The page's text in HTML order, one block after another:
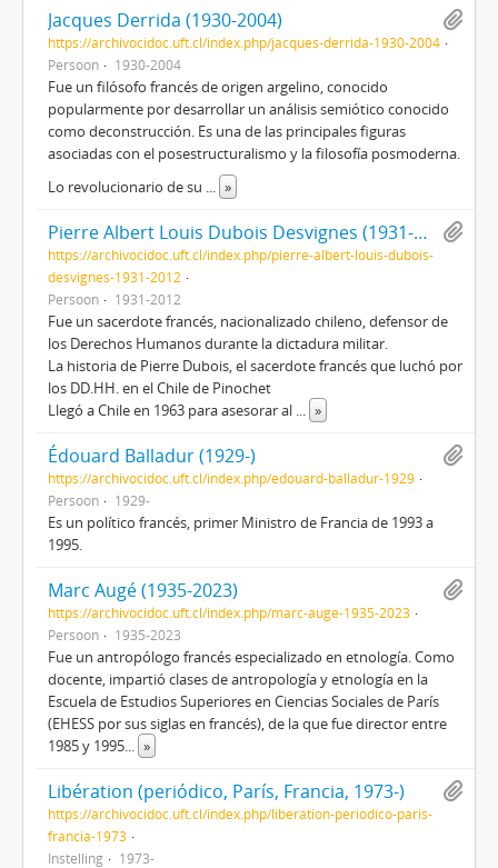
Jacques Derrida (1930-2004)
https://archivocidoc.uft.cl/index.php/jacques-derrida-1930-2004
Persoon
1930-2004
Fue un filósofo francés de origen argelino, conocido
popularmente por desarrollar un análisis semiótico conocido
como deconstrucción. Es una de las principales figuras
asociadas con el posestructuralismo y la filosofía posmoderna.
Lo revolucionario de su ... »
Pierre Albert Louis Dubois Desvignes (1931-2012)
https://archivocidoc.uft.cl/index.php/pierre-albert-louis-dubois-
desvignes-1931-2012
Persoon
1931-2012
Fue un sacerdote francés, nacionalizado chileno, defensor de
los Derechos Humanos durante la dictadura militar.
La historia de Pierre Dubois, el sacerdote francés que luchó por
los DD.HH. en el Chile de Pinochet
Llegó a Chile en 1963 para asesorar al ... »
Édouard Balladur (1929-)
https://archivocidoc.uft.cl/index.php/edouard-balladur-1929
Persoon
1929-
Es un político francés, primer Ministro de Francia de 1993 a
1995.
Marc Augé (1935-2023)
https://archivocidoc.uft.cl/index.php/marc-auge-1935-2023
Persoon
1935-2023
Fue un antropólogo francés especializado en etnología. Como
docente, impartió clases de antropología y etnología en la
Escuela de Estudios Superiores en Ciencias Sociales de París
(EHESS por sus siglas en francés), de la que fue director entre
1985 y 1995... »
Libération (periódico, París, Francia, 1973-)
https://archivocidoc.uft.cl/index.php/liberation-periodico-paris-
francia-1973
Instelling
1973-